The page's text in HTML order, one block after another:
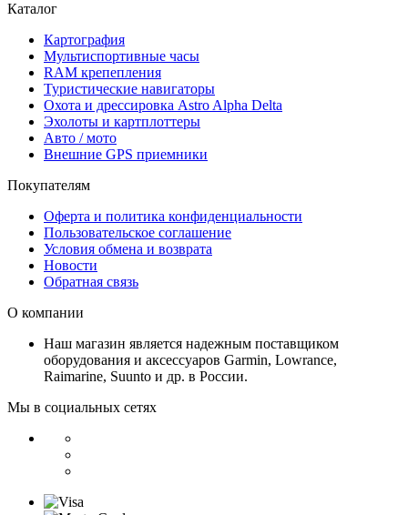
Каталог
Картография
Мультиспортивные часы
RAM крепепления
Туристические навигаторы
Охота и дрессировка Astro Alpha Delta
Эхолоты и картплоттеры
Авто / мото
Внешние GPS приемники
Покупателям
Оферта и политика конфиденциальности
Пользовательское соглашение
Условия обмена и возврата
Новости
Обратная связь
О компании
Наш магазин является надежным поставщиком
оборудования и аксессуаров Garmin, Lowrance,
Raimarine, Suunto и др. в России.
Мы в социальных сетях